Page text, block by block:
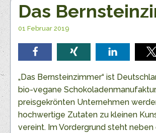
Das
01 Februar 2019
teilen teilen teilen teilen
„Das Bernsteinzimmer“ ist
bio-vegane
preisgekrönten Unternehmen
hochwertige Zutaten zu kleinen
vereint. Im Vordergrund steht neben